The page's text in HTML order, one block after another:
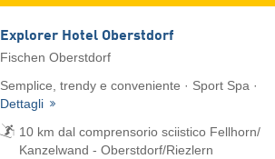
Explorer Hotel Oberstdorf
Fischen Oberstdorf
Semplice, trendy e conveniente · Sport Spa ·
Dettagli
10 km dal comprensorio sciistico Fellhorn/​
Kanzelwand - Oberstdorf/​Riezlern